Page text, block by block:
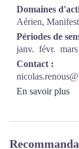
Domaines
Aérien,
Périodes de
janv. févr. mars
Contact :
En savoir plus